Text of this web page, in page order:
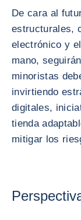
De cara al
estructurales,
electrónico y
mano,
minoristas
invirtiendo
digitales,
tienda
mitigar los